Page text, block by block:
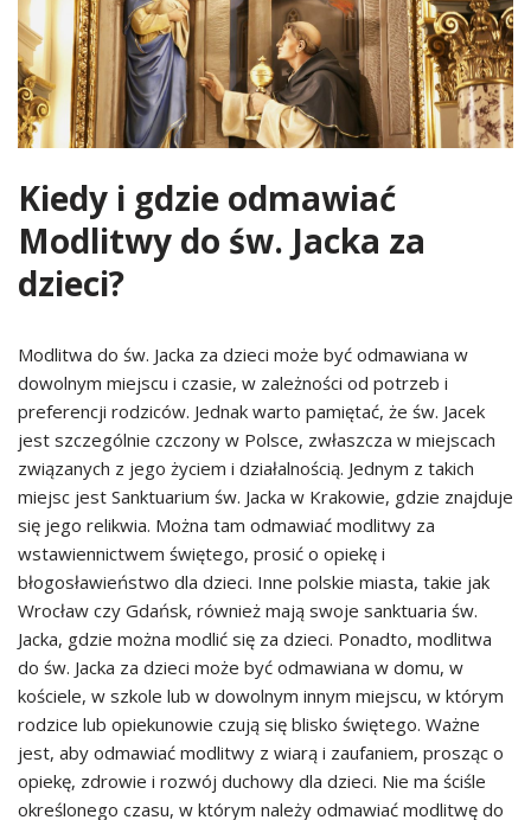
Kiedy i gdzie odmawiać
Modlitwy do św. Jacka za
dzieci?
Modlitwa do św. Jacka za dzieci może być odmawiana w
dowolnym miejscu i czasie, w zależności od potrzeb i
preferencji rodziców. Jednak warto pamiętać, że św. Jacek
jest szczególnie czczony w Polsce, zwłaszcza w miejscach
związanych z jego życiem i działalnością. Jednym z takich
miejsc jest Sanktuarium św. Jacka w Krakowie, gdzie znajduje
się jego relikwia. Można tam odmawiać modlitwy za
wstawiennictwem świętego, prosić o opiekę i
błogosławieństwo dla dzieci. Inne polskie miasta, takie jak
Wrocław czy Gdańsk, również mają swoje sanktuaria św.
Jacka, gdzie można modlić się za dzieci. Ponadto, modlitwa
do św. Jacka za dzieci może być odmawiana w domu, w
kościele, w szkole lub w dowolnym innym miejscu, w którym
rodzice lub opiekunowie czują się blisko świętego. Ważne
jest, aby odmawiać modlitwy z wiarą i zaufaniem, prosząc o
opiekę, zdrowie i rozwój duchowy dla dzieci. Nie ma ściśle
określonego czasu, w którym należy odmawiać modlitwę do